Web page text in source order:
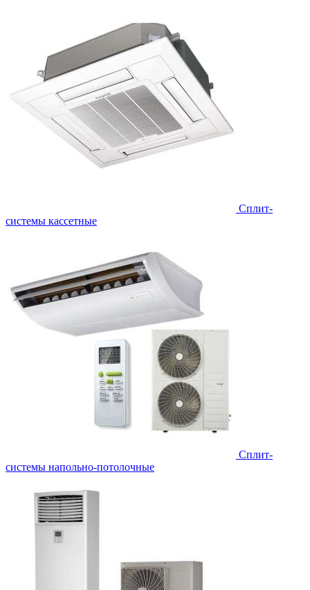
Сплит-
системы кассетные
Сплит-
системы напольно-потолочные